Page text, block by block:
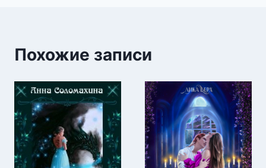
Похожие записи